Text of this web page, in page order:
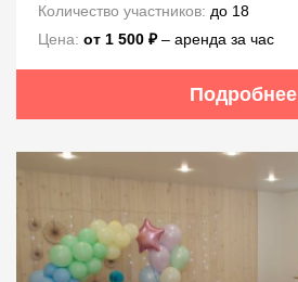
Количество участников: до 18
Цена: от 1 500 ₽– аренда за час
Подробнее